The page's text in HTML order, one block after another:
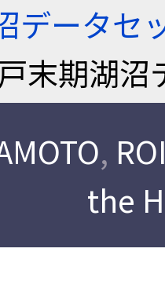
データセ
末期湖沼
,
the